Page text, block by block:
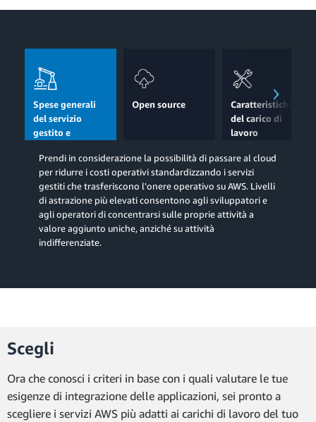
Spese generali
del servizio
gestito e
Open source
Caratteristiche
del carico di
lavoro
Prendi in considerazione la possibilità di passare al cloud
per ridurre i costi operativi standardizzando i servizi
gestiti che trasferiscono l'onere operativo su AWS. Livelli
di astrazione più elevati consentono agli sviluppatori e
agli operatori di concentrarsi sulle proprie attività a
valore aggiunto uniche, anziché su attività
indifferenziate.
Scegli
Ora che conosci i criteri in base con i quali valutare le tue
esigenze di integrazione delle applicazioni, sei pronto a
scegliere i servizi AWS più adatti ai carichi di lavoro del tuo